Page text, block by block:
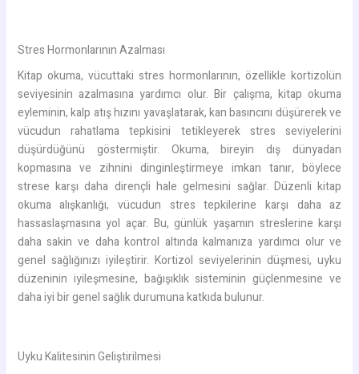
Stres Hormonlarının Azalması
Kitap okuma, vücuttaki stres hormonlarının, özellikle kortizolün
seviyesinin azalmasına yardımcı olur. Bir çalışma, kitap okuma
eyleminin, kalp atış hızını yavaşlatarak, kan basıncını düşürerek ve
vücudun rahatlama tepkisini tetikleyerek stres seviyelerini
düşürdüğünü göstermiştir. Okuma, bireyin dış dünyadan
kopmasına ve zihnini dinginleştirmeye imkan tanır, böylece
strese karşı daha dirençli hale gelmesini sağlar. Düzenli kitap
okuma alışkanlığı, vücudun stres tepkilerine karşı daha az
hassaslaşmasına yol açar. Bu, günlük yaşamın streslerine karşı
daha sakin ve daha kontrol altında kalmanıza yardımcı olur ve
genel sağlığınızı iyileştirir. Kortizol seviyelerinin düşmesi, uyku
düzeninin iyileşmesine, bağışıklık sisteminin güçlenmesine ve
daha iyi bir genel sağlık durumuna katkıda bulunur.
Uyku Kalitesinin Geliştirilmesi